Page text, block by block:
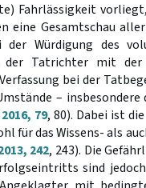
Fahrlässigkeit
eine Gesamtschau
Würdigung des
Tatrichter mit der
bei der
–
79, 80). Dabei ist
für das Wissens- als
242, 243). Die
sind